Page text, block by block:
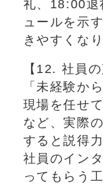
礼、18:00退
ュールを示
きやすくな
【12. 社員
「未経験か
現場を任せ
など、実際
すると説得
社員のイン
ってもらう